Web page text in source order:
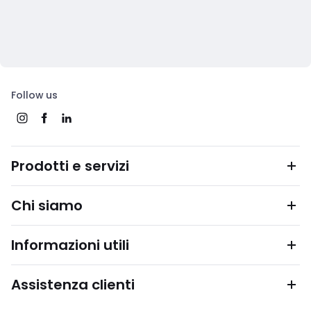
Follow us
Prodotti e servizi
Chi siamo
Informazioni utili
Assistenza clienti